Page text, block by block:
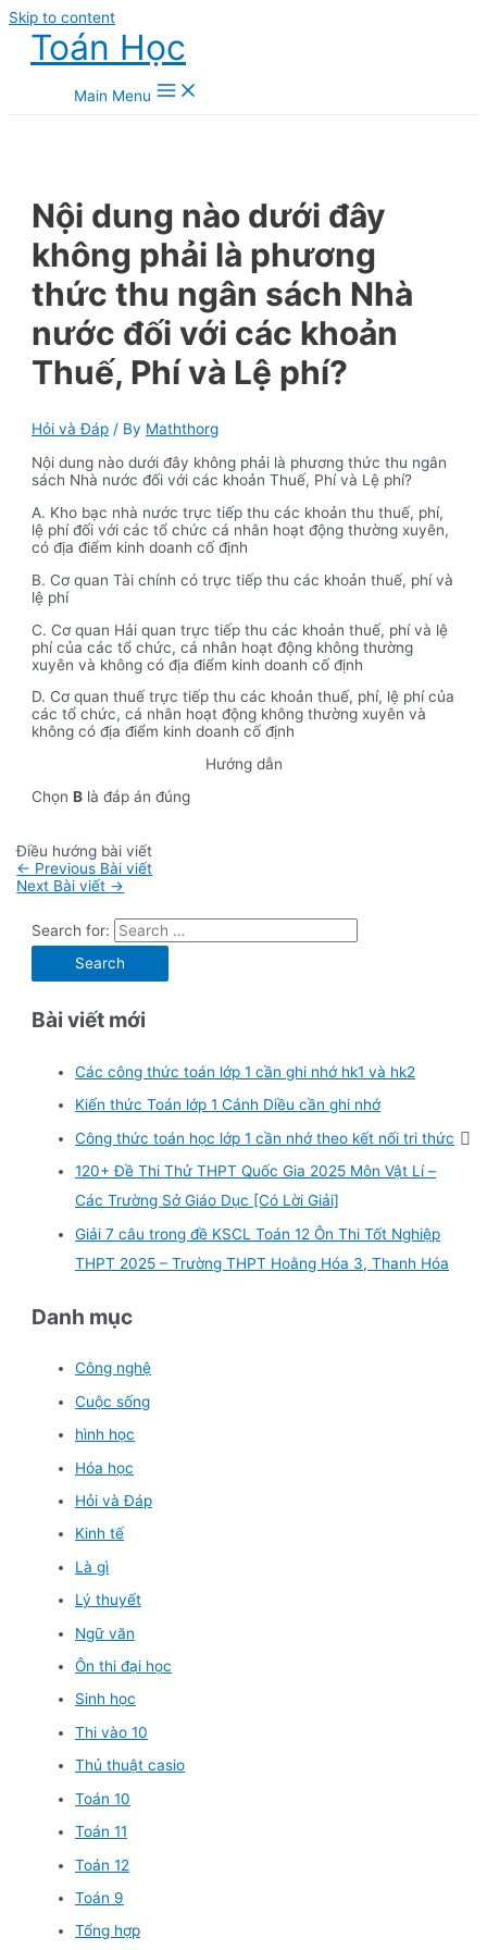
Skip to content
Toán Học
Main Menu
Nội dung nào dưới đây
không phải là phương
thức thu ngân sách Nhà
nước đối với các khoản
Thuế, Phí và Lệ phí?
Hỏi và Đáp / By Maththorg
Nội dung nào dưới đây không phải là phương thức thu ngân
sách Nhà nước đối với các khoản Thuế, Phí và Lệ phí?
A. Kho bạc nhà nước trực tiếp thu các khoản thu thuế, phí,
lệ phí đối với các tổ chức cá nhân hoạt động thường xuyên,
có địa điểm kinh doanh cố định
B. Cơ quan Tài chính có trực tiếp thu các khoản thuế, phí và
lệ phí
C. Cơ quan Hải quan trực tiếp thu các khoản thuế, phí và lệ
phí của các tổ chức, cá nhân hoạt động không thường
xuyên và không có địa điểm kinh doanh cố định
D. Cơ quan thuế trực tiếp thu các khoản thuế, phí, lệ phí của
các tổ chức, cá nhân hoạt động không thường xuyên và
không có địa điểm kinh doanh cố định
Hướng dẫn
ChọnB là đáp án đúng
Điều hướng bài viết
← Previous Bài viết
Next Bài viết →
Search for:
Bài viết mới
Các công thức toán lớp 1 cần ghi nhớ hk1 và hk2
Kiến thức Toán lớp 1 Cánh Diều cần ghi nhớ
Công thức toán học lớp 1 cần nhớ theo kết nối tri thức
120+ Đề Thi Thử THPT Quốc Gia 2025 Môn Vật Lí –
Các Trường Sở Giáo Dục [Có Lời Giải]
Giải 7 câu trong đề KSCL Toán 12 Ôn Thi Tốt Nghiệp
THPT 2025 – Trường THPT Hoằng Hóa 3, Thanh Hóa
Danh mục
Công nghệ
Cuộc sống
hình học
Hóa học
Hỏi và Đáp
Kinh tế
Là gì
Lý thuyết
Ngữ văn
Ôn thi đại học
Sinh học
Thi vào 10
Thủ thuật casio
Toán 10
Toán 11
Toán 12
Toán 9
Tổng hợp